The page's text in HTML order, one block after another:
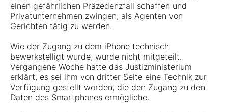
einen gefährlichen Präzedenzfall schaffen und
Privatunternehmen zwingen, als Agenten von
Gerichten tätig zu werden.
Wie der Zugang zu dem iPhone technisch
bewerkstelligt wurde, wurde nicht mitgeteilt.
Vergangene Woche hatte das Justizministerium
erklärt, es sei ihm von dritter Seite eine Technik zur
Verfügung gestellt worden, die den Zugang zu den
Daten des Smartphones ermögliche.